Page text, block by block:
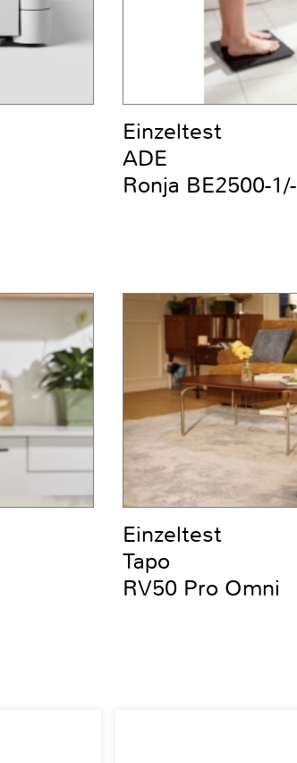
Einzeltest
ADE
Ronja BE2500-
Einzeltest
Tapo
RV50 Pro Omni